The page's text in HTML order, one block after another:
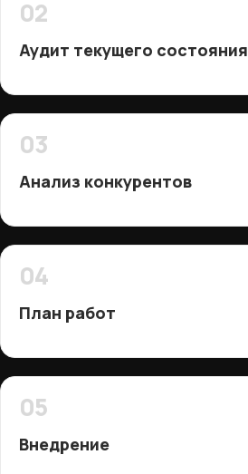
02
Аудит текущего состояния
03
Анализ конкурентов
04
План работ
05
Внедрение